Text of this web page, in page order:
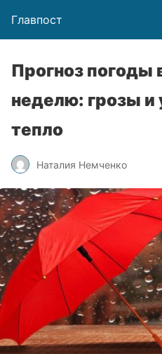
Главпост
Прогноз погоды
неделю: грозы и
тепло
Наталия Немченко